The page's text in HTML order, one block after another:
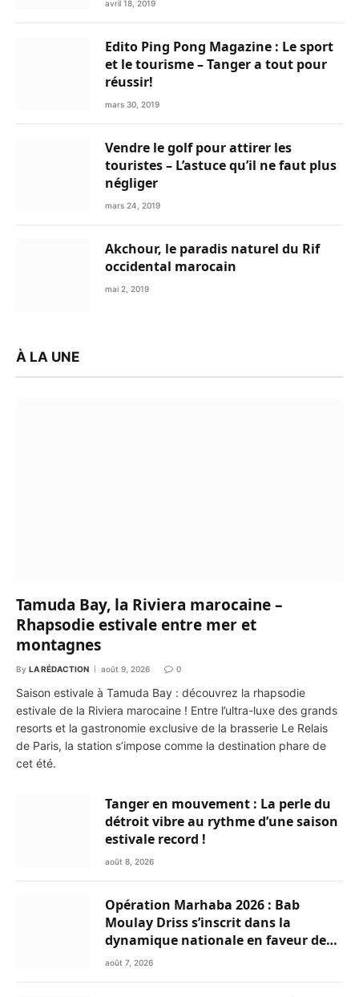
avril 18, 2019
Edito Ping Pong Magazine : Le sport
et le tourisme – Tanger a tout pour
réussir!
mars 30, 2019
Vendre le golf pour attirer les
touristes – L’astuce qu’il ne faut plus
négliger
mars 24, 2019
Akchour, le paradis naturel du Rif
occidental marocain
mai 2, 2019
À LA UNE
Tamuda Bay, la Riviera marocaine –
Rhapsodie estivale entre mer et
montagnes
By LA RÉDACTION août 9, 2026 0
Saison estivale à Tamuda Bay : découvrez la rhapsodie
estivale de la Riviera marocaine ! Entre l’ultra-luxe des grands
resorts et la gastronomie exclusive de la brasserie Le Relais
de Paris, la station s’impose comme la destination phare de
cet été.
Tanger en mouvement : La perle du
détroit vibre au rythme d’une saison
estivale record !
août 8, 2026
Opération Marhaba 2026 : Bab
Moulay Driss s’inscrit dans la
dynamique nationale en faveur des
Marocains du Monde
août 7, 2026